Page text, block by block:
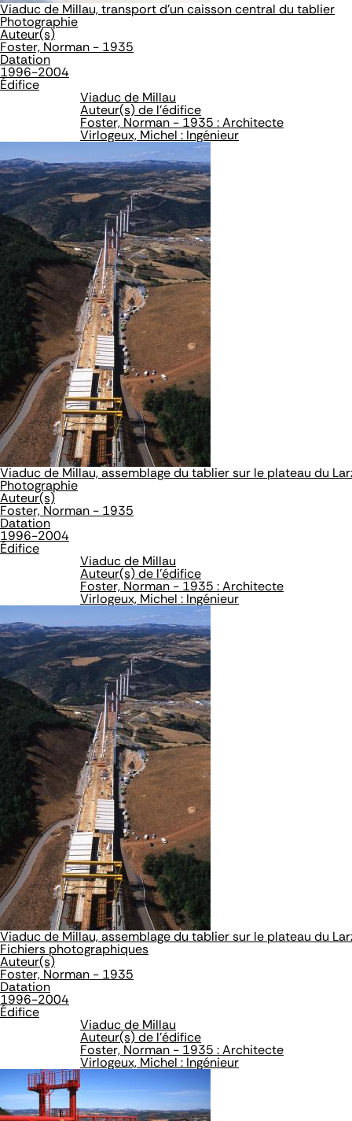
Viaduc de Millau, transport d'un caisson central du tablier
Photographie
Auteur(s)
Foster, Norman - 1935
Datation
1996-2004
Édifice
Viaduc de Millau
Auteur(s) de l'édifice
Foster, Norman - 1935 : Architecte
Virlogeux, Michel : Ingénieur
Viaduc de Millau, assemblage du tablier sur le plateau du
Photographie
Auteur(s)
Foster, Norman - 1935
Datation
1996-2004
Édifice
Viaduc de Millau
Auteur(s) de l'édifice
Foster, Norman - 1935 : Architecte
Virlogeux, Michel : Ingénieur
Viaduc de Millau, assemblage du tablier sur le plateau du
Fichiers photographiques
Auteur(s)
Foster, Norman - 1935
Datation
1996-2004
Édifice
Viaduc de Millau
Auteur(s) de l'édifice
Foster, Norman - 1935 : Architecte
Virlogeux, Michel : Ingénieur